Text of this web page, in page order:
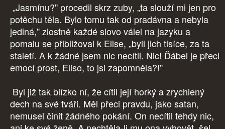
„Jasmínu?" procedil skrz zuby, „ta slouží mi jen pro
potěchu těla. Bylo tomu tak od pradávna a nebyla
jediná," zlostně každé slovo válel na jazyku a
pomalu se přibližoval k Elise, „byli jich tisíce, za ta
staletí. A k žádné jsem nic necítil. Nic! Ďábel je přeci
emocí prost, Eliso, to jsi zapomněla?!"
Byl již tak blízko ní, že cítil její horký a zrychlený
dech na své tváři. Měl přeci pravdu, jako satan,
nemusel činit žádného pokání. On necítil tehdy nic,